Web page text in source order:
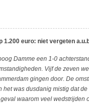
1.200 euro: niet vergeten
Damme een 1-0
Vijf de zeven
gingen door. De
het was dusdanig mistig dat
waarom veel